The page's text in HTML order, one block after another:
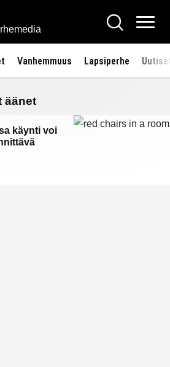
Hae
Vanhemmuus Lapsiperhe
äänet
käynti voi